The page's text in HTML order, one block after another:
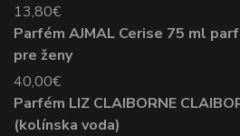
13,80€
Parfém AJMAL Cerise 75 ml
pre ženy
40,00€
Parfém LIZ CLAIBORNE
(kolínska voda)